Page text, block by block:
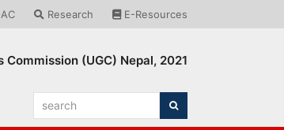
Research E-Resources
(UGC) Nepal, 2021
search